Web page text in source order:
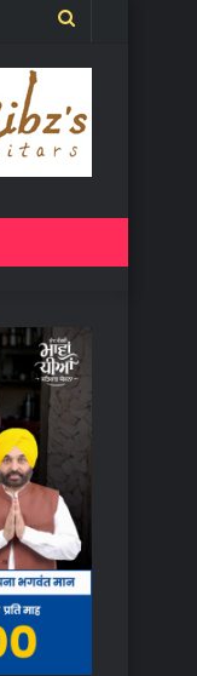
Search
for